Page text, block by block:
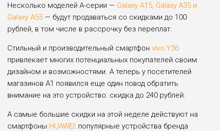
Несколько моделей А-серии — Galaxy A15, Galaxy A35 и
Galaxy A55 — будут продаваться со скидками до 100
рублей, в том числе в рассрочку без переплат.
Стильный и производительный смартфон vivo Y36
привлекает многих потенциальных покупателей своим
дизайном и возможностями. А теперь у посетителей
магазинов А1 появился еще один повод обратить
внимание на это устройство: скидка до 240 рублей.
А самые большие скидки на этой неделе действуют на
смартфоны HUAWEI: популярные устройства бренда